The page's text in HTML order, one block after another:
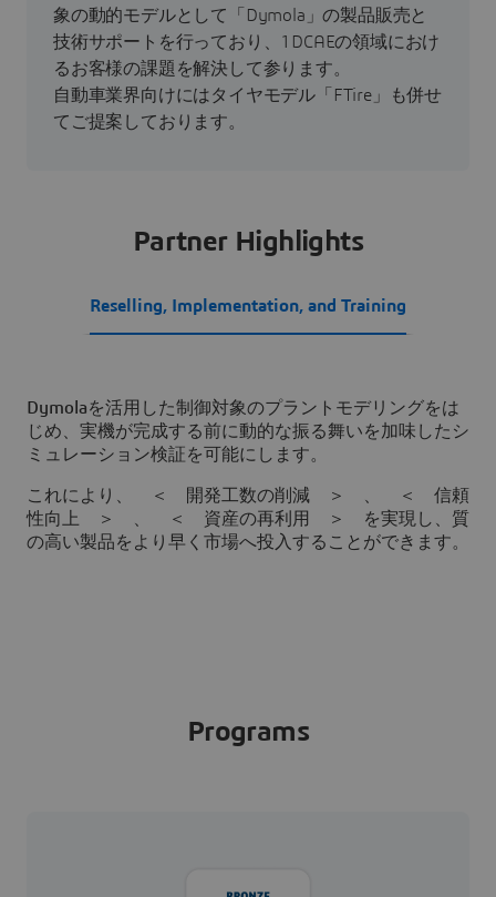
象の動的モデルとして「Dymola」の製品販売と
技術サポートを行っており、1DCAEの領域におけ
るお客様の課題を解決して参ります。
自動車業界向けにはタイヤモデル「FTire」も併せ
てご提案しております。
Partner Highlights
Reselling, Implementation, and Training
Dymolaを活用した制御対象のプラントモデリングをは
じめ、実機が完成する前に動的な振る舞いを加味したシ
ミュレーション検証を可能にします。
これにより、 ＜ 開発工数の削減 ＞ 、 ＜ 信頼
性向上 ＞ 、 ＜ 資産の再利用 ＞ を実現し、質
の高い製品をより早く市場へ投入することができます。
Programs